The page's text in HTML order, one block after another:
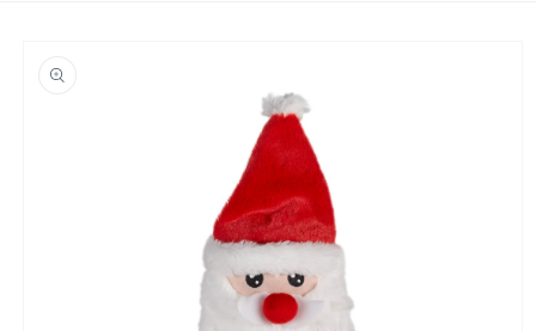
o produkte